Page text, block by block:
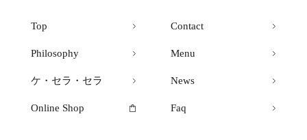
Top Contact
Philosophy Menu
ケ・セラ・セラ News
Online Shop Faq